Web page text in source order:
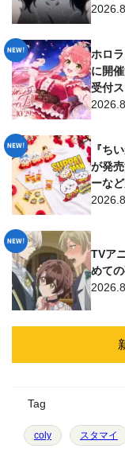
ホロ
に開
受付
『ち
が発
ーな
TVア
めて
Tag
coly スタマイ